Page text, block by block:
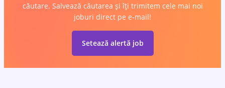
căutare. Salvează căutarea și îți trimitem cele mai noi
joburi direct pe e-mail!
Setează alertă job